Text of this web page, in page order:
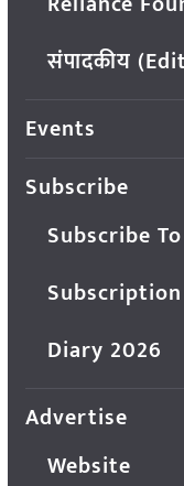
संपादकीय
Events
Subscribe
Subscribe
Diary 2026
Advertise
Website